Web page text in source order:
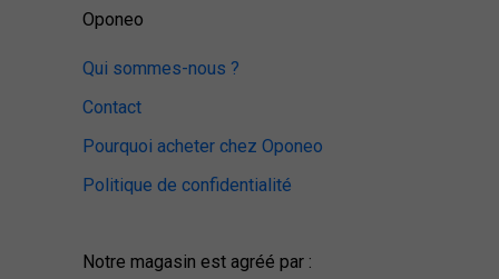
Oponeo
Qui sommes-nous ?
Contact
Pourquoi acheter chez Oponeo
Politique de confidentialité
Notre magasin est agréé par :